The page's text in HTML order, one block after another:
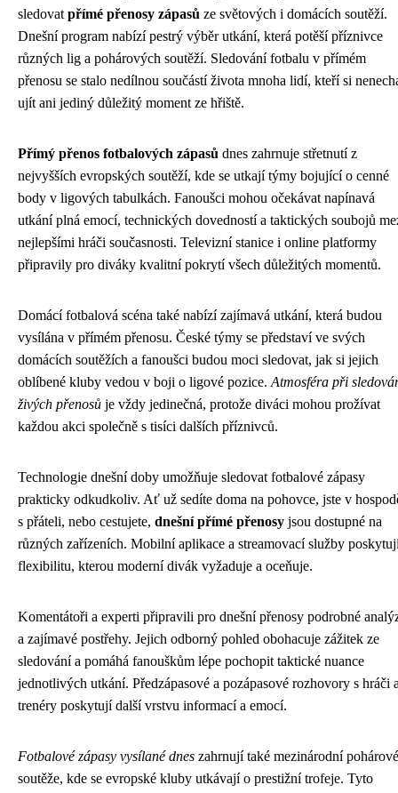
sledovat přímé přenosy zápasů ze světových i domácích soutěží.
Dnešní program nabízí pestrý výběr utkání, která potěší příznivce
různých lig a pohárových soutěží. Sledování fotbalu v přímém
přenosu se stalo nedílnou součástí života mnoha lidí, kteří si
ujít ani jediný důležitý moment ze hřiště.
Přímý přenos fotbalových zápasů dnes zahrnuje střetnutí z
nejvyšších evropských soutěží, kde se utkají týmy bojující o cenné
body v ligových tabulkách. Fanoušci mohou očekávat napínavá
utkání plná emocí, technických dovedností a taktických soubojů
nejlepšími hráči současnosti. Televizní stanice i online platformy
připravily pro diváky kvalitní pokrytí všech důležitých momentů.
Domácí fotbalová scéna také nabízí zajímavá utkání, která budou
vysílána v přímém přenosu. České týmy se představí ve svých
domácích soutěžích a fanoušci budou moci sledovat, jak si jejich
oblíbené kluby vedou v boji o ligové pozice. Atmosféra při
živých přenosů je vždy jedinečná, protože diváci mohou prožívat
každou akci společně s tisíci dalších příznivců.
Technologie dnešní doby umožňuje sledovat fotbalové zápasy
prakticky odkudkoliv. Ať už sedíte doma na pohovce, jste v
s přáteli, nebo cestujete, dnešní přímé přenosy jsou dostupné na
různých zařízeních. Mobilní aplikace a streamovací služby
flexibilitu, kterou moderní divák vyžaduje a oceňuje.
Komentátoři a experti připravili pro dnešní přenosy podrobné
a zajímavé postřehy. Jejich odborný pohled obohacuje zážitek ze
sledování a pomáhá fanouškům lépe pochopit taktické nuance
jednotlivých utkání. Předzápasové a pozápasové rozhovory s hráči
trenéry poskytují další vrstvu informací a emocí.
Fotbalové zápasy vysílané dnes zahrnují také mezinárodní pohárové
soutěže, kde se evropské kluby utkávají o prestižní trofeje. Tyto